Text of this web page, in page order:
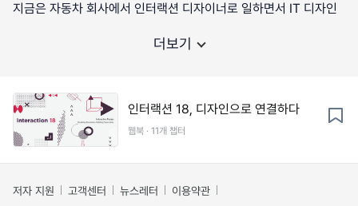
지금은 자동차 회사에서 인터랙션 디자이너로 일하면서 IT 디자인
더보기
인터랙션 18, 디자인으로 연결하다
웹북 · 11개 챕터
저자 지원 고객센터 뉴스레터
이용약관